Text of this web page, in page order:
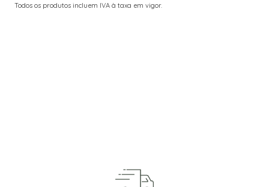
Todos os produtos incluem IVA à taxa em vigor.